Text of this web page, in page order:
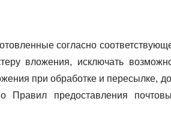
согласно
вложения, исключать
при обработке и пересылке,
Правил предоставления